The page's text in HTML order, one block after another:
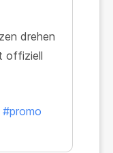
drehen
offiziell
#promo